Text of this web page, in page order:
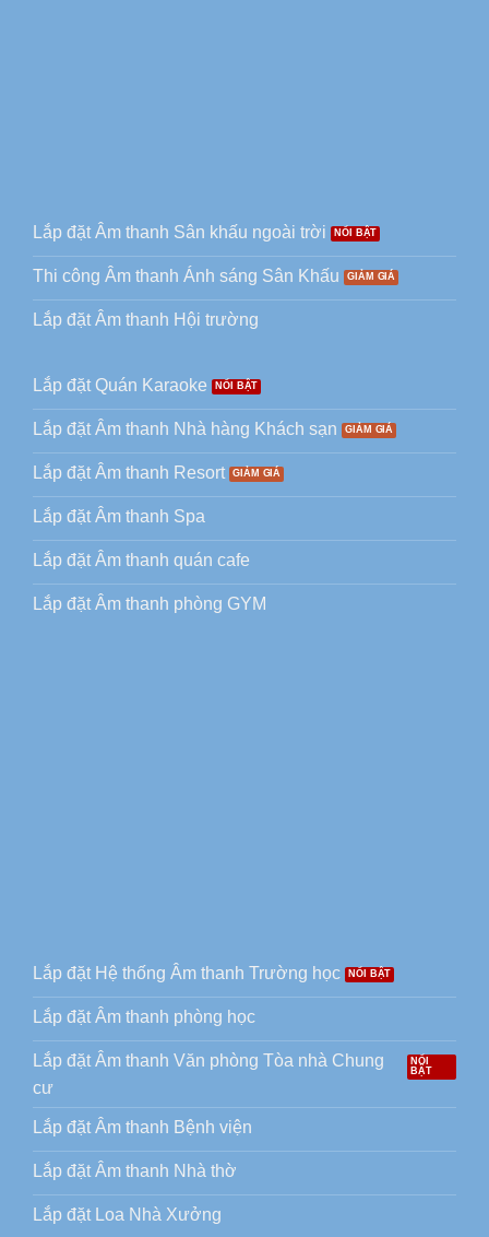
Lắp đặt Âm thanh Sân khấu ngoài trời
Thi công Âm thanh Ánh sáng Sân Khấu
Lắp đặt Âm thanh Hội trường
Lắp đặt Quán Karaoke
Lắp đặt Âm thanh Nhà hàng Khách sạn
Lắp đặt Âm thanh Resort
Lắp đặt Âm thanh Spa
Lắp đặt Âm thanh quán cafe
Lắp đặt Âm thanh phòng GYM
Lắp đặt Hệ thống Âm thanh Trường học
Lắp đặt Âm thanh phòng học
Lắp đặt Âm thanh Văn phòng Tòa nhà Chung
cư
Lắp đặt Âm thanh Bệnh viện
Lắp đặt Âm thanh Nhà thờ
Lắp đặt Loa Nhà Xưởng